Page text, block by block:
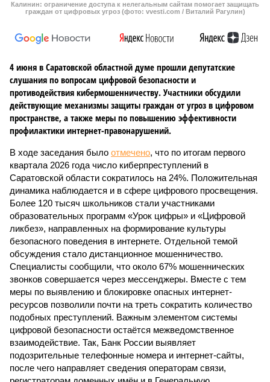
Калинин: ограничение доступа к нелегальным сайтам помогает защищать
граждан от цифровых угроз (фото: vvesti.com / Виталий Рагулин)
4 июня в Саратовской областной думе прошли депутатские
слушания по вопросам цифровой безопасности и
противодействия кибермошенничеству. Участники обсудили
действующие механизмы защиты граждан от угроз в цифровом
пространстве, а также меры по повышению эффективности
профилактики интернет-правонарушений.
В ходе заседания было отмечено, что по итогам первого
квартала 2026 года число киберпреступлений в
Саратовской области сократилось на 24%. Положительная
динамика наблюдается и в сфере цифрового просвещения.
Более 120 тысяч школьников стали участниками
образовательных программ «Урок цифры» и «Цифровой
ликбез», направленных на формирование культуры
безопасного поведения в интернете. Отдельной темой
обсуждения стало дистанционное мошенничество.
Специалисты сообщили, что около 67% мошеннических
звонков совершается через мессенджеры. Вместе с тем
меры по выявлению и блокировке опасных интернет-
ресурсов позволили почти на треть сократить количество
подобных преступлений. Важным элементом системы
цифровой безопасности остаётся межведомственное
взаимодействие. Так, Банк России выявляет
подозрительные телефонные номера и интернет-сайты,
после чего направляет сведения операторам связи,